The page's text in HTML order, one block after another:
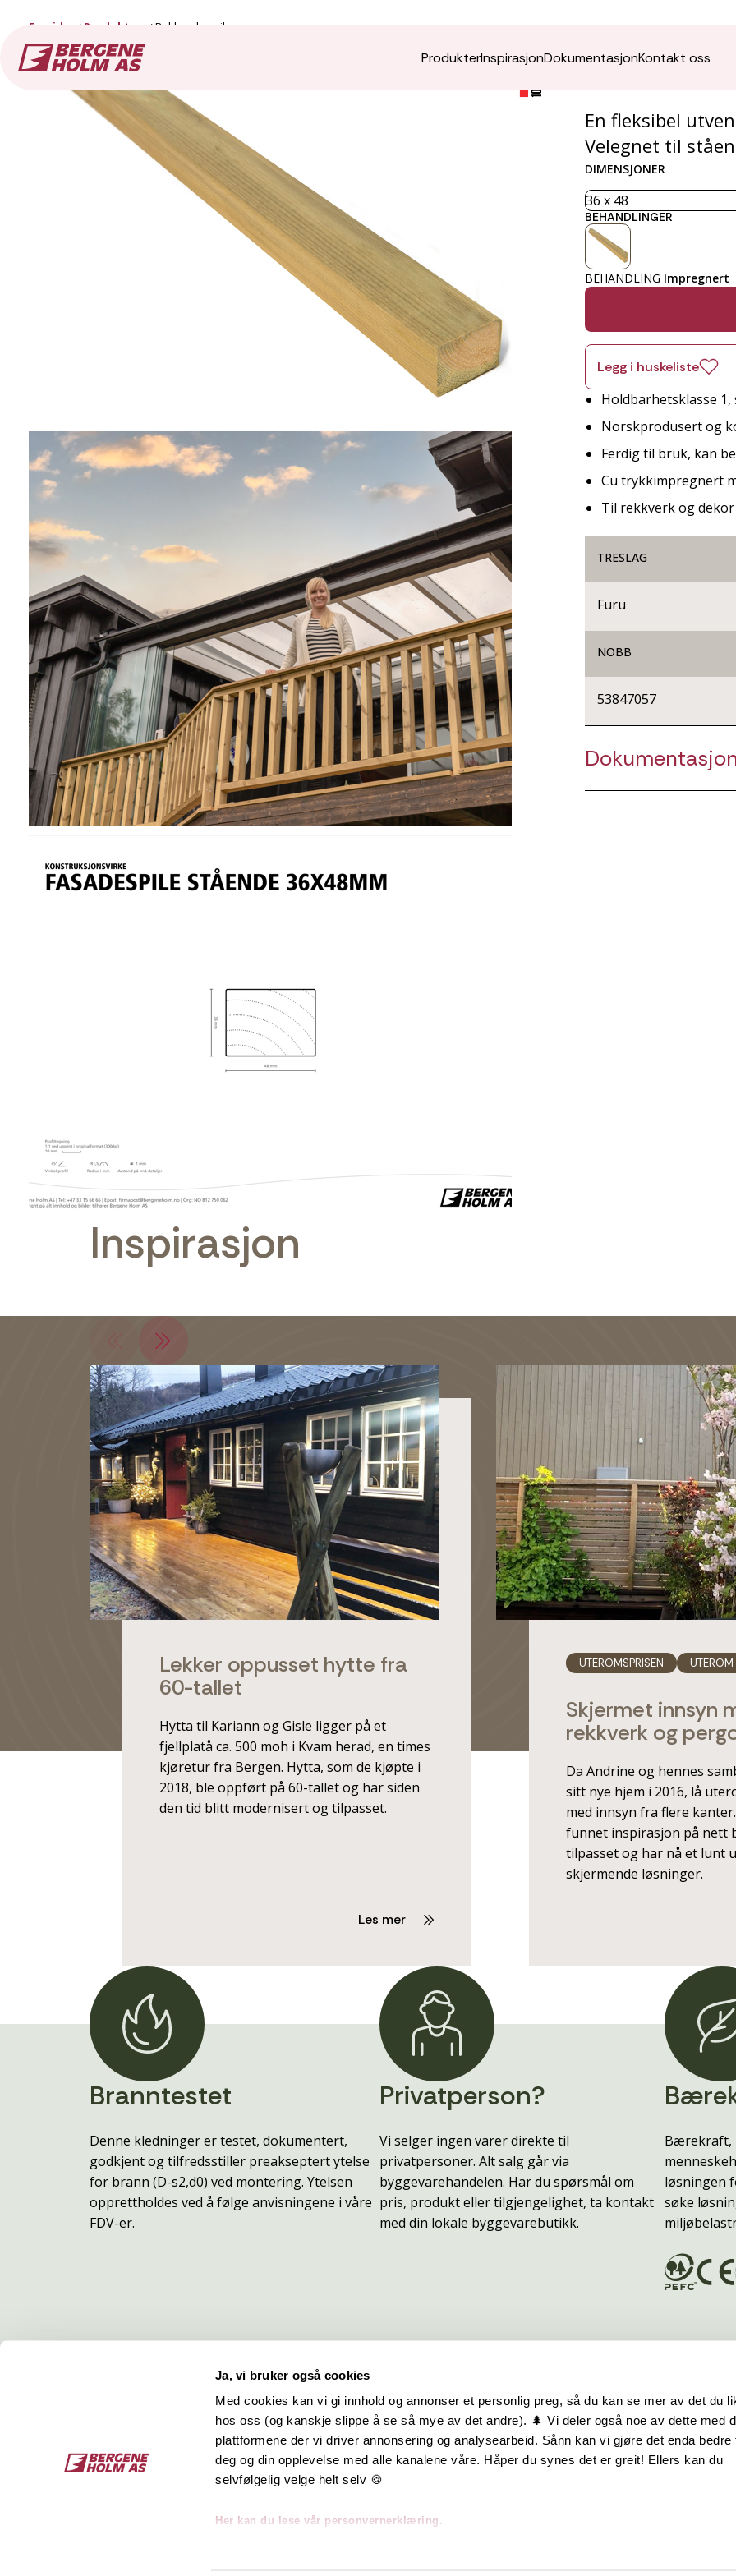
Ja, vi bruker også cookies
Med cookies kan vi gi innhold og annonser et personlig preg, så du kan se mer av det du
hos oss (og kanskje slippe å se så mye av det andre). 🌲 Vi deler også noe av dette med
plattformene der vi driver annonsering og analysearbeid. Sånn kan vi gjøre det enda bedre
deg og din opplevelse med alle kanalene våre. Håper du synes det er greit! Ellers kan du
selvfølgelig velge helt selv 🍪
Her kan du lese vår personvernerklæring.
ProdukterInspirasjonDokumentasjonKontakt oss
Forside Produkter Rekkverksspile
En fleksibel
Velegnet til
DIMENSJONER
BEHANDLINGER
BEHANDLING Impregnert
Legg i huskeliste
Holdbarhetsklasse
Norskprodusert og
Ferdig til bruk, kan
Cu trykkimpregnert
Til rekkverk og
TRESLAG
Furu
NOBB
53847057
Inspirasjon
Lekker oppusset hytte fra
60-tallet
Hytta til Kariann og Gisle ligger på et
fjellplatå ca. 500 moh i Kvam herad, en times
kjøretur fra Bergen. Hytta, som de kjøpte i
2018, ble oppført på 60-tallet og har siden
den tid blitt modernisert og tilpasset.
Les mer
UTEROMSPRISEN UTEROM
Skjermet innsyn
rekkverk og
Da Andrine og hennes
sitt nye hjem i 2016, lå
med innsyn fra flere
funnet inspirasjon på nett
tilpasset og har nå et lunt
skjermende løsninger.
Branntestet
Denne kledninger er testet, dokumentert,
godkjent og tilfredsstiller preakseptert ytelse
for brann (D-s2,d0) ved montering. Ytelsen
opprettholdes ved å følge anvisningene i våre
FDV-er.
Privatperson?
Vi selger ingen varer direkte til
privatpersoner. Alt salg går via
byggevarehandelen. Har du spørsmål om
pris, produkt eller tilgjengelighet, ta kontakt
med din lokale byggevarebutikk.
Bærekraft,
løsningen
søke
Bergene Holm AS
ordre@bergeneholm.no
Om oss
Jobbe hos oss
Hurtiglenker